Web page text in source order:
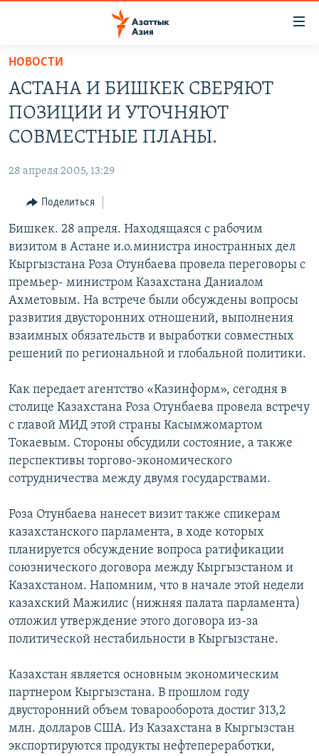
Вернуться
основному
содержанию
Вернутся
главной
навигации
Вернутся
поиску
КЫРГЫЗСТАН
ТАДЖИКИСТАН
ВОЙНА В УКРАИНЕ
ҚАЗАҚША
КЫРГЫЗЧА
ЎЗБЕКЧА
TÜRKMENÇE
Все сайты РСЕ/РС
НОВОСТИ
АСТАНА И БИШКЕК СВЕРЯЮТ
ПОЗИЦИИ И УТОЧНЯЮТ
СОВМЕСТНЫЕ ПЛАНЫ.
28 апреля 2005, 13:29
Поделиться
Бишкек. 28 апреля. Находящаяся с рабочим
визитом в Астане и.о.министра иностранных дел
Кыргызстана Роза Отунбаева провела переговоры с
премьер- министром Казахстана Даниалом
Ахметовым. На встрече были обсуждены вопросы
развития двусторонних отношений, выполнения
взаимных обязательств и выработки совместных
решений по региональной и глобальной политики.
Как передает агентство «Казинформ», сегодня в
столице Казахстана Роза Отунбаева провела встречу
с главой МИД этой страны Касымжомартом
Токаевым. Стороны обсудили состояние, а также
перспективы торгово-экономического
сотрудничества между двумя государствами.
Роза Отунбаева нанесет визит также спикерам
казахстанского парламента, в ходе которых
планируется обсуждение вопроса ратификации
союзнического договора между Кыргызстаном и
Казахстаном. Напомним, что в начале этой недели
казахский Мажилис (нижняя палата парламента)
отложил утверждение этого договора из-за
политической нестабильности в Кыргызстане.
Казахстан является основным экономическим
партнером Кыргызстана. В прошлом году
двусторонний объем товарооборота достиг 313,2
млн. долларов США. Из Казахстана в Кыргызстан
экспортируются продукты нефтепереработки,